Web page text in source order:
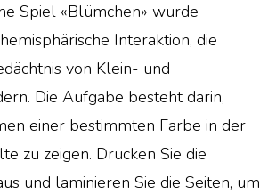
Spiel «Blümchen» wurde
Interaktion, die
von Klein- und
Die Aufgabe besteht darin,
einer bestimmten Farbe in der
zu zeigen. Drucken Sie die
und laminieren Sie die Seiten, um